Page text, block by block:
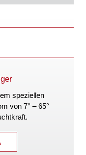
speziellen
von 7° – 65°